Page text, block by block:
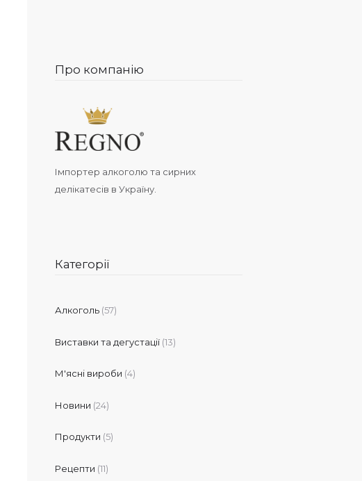
Про компанію
Імпортер алкоголю та сирних
делікатесів в Україну.
Категорії
Алкоголь (57)
Виставки та дегустації (13)
М'ясні вироби (4)
Новини (24)
Продукти (5)
Рецепти (11)